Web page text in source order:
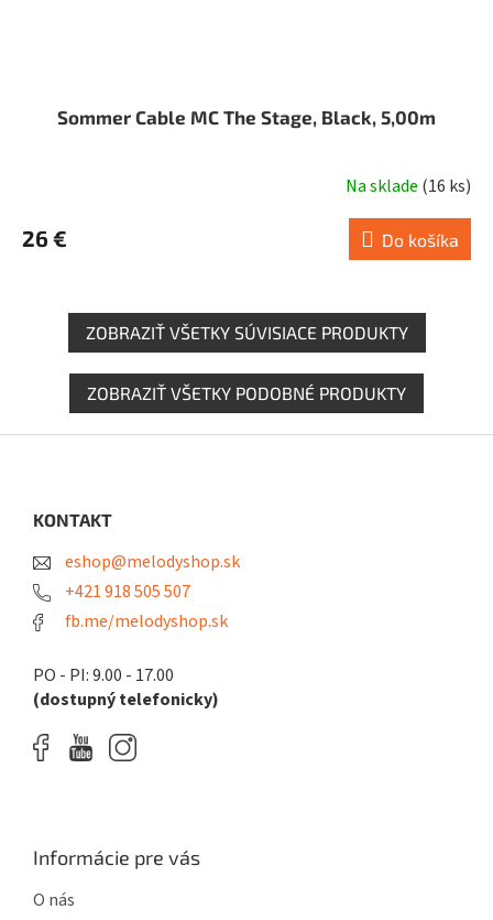
Sommer Cable MC The Stage, Black, 5,00m
Na sklade (16 ks)
26 € Do košíka
ZOBRAZIŤ VŠETKY SÚVISIACE PRODUKTY
ZOBRAZIŤ VŠETKY PODOBNÉ PRODUKTY
KONTAKT
eshop@melodyshop.sk
+421 918 505 507
fb.me/melodyshop.sk
PO - PI: 9.00 - 17.00
(dostupný telefonicky)
Informácie pre vás
O nás